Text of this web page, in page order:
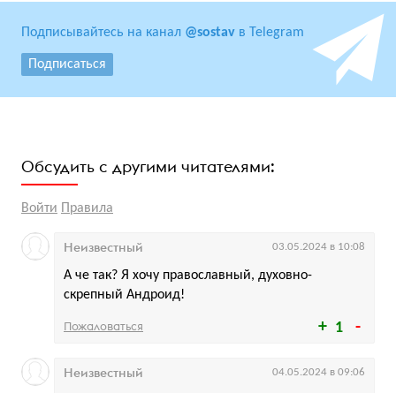
Подписывайтесь на канал @sostav в Telegram
Подписаться
Обсудить с другими читателями:
Войти Правила
1
А че так? Я хочу православный, духовно-
скрепный Андроид!
Неизвестный 03.05.2024 в 10:08
Пожаловаться
Неизвестный 04.05.2024 в 09:06